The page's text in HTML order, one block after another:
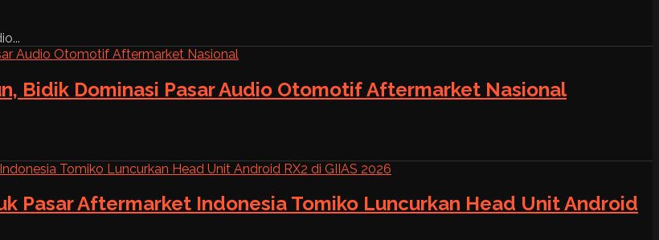
Bidik Dominasi Pasar Audio Otomotif Aftermarket Nasional
Pasar Aftermarket Indonesia Tomiko Luncurkan Head Unit Android